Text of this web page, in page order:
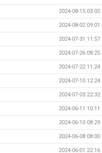
2024-08-15 03:05
2024-08-02 09:01
2024-07-31 11:57
2024-07-26 08:25
2024-07-22 11:24
2024-07-10 12:24
2024-07-03 22:32
2024-06-11 10:11
2024-06-10 08:29
2024-06-08 08:00
2024-06-01 22:16